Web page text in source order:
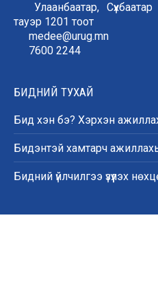
Улаанбаатар,
тауэр 1201 тоот
medee@urug.mn
7600 2244
БИДНИЙ ТУХАЙ
Бид хэн бэ? Хэрхэн
Бидэнтэй хамтарч
Бидний үйлчилгээ үзүүлэх